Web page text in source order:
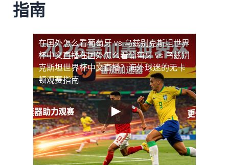
指南
在国外怎么看葡萄牙 vs 乌兹别克斯坦世界
杯中文直播在国外怎么看葡萄牙 vs 乌兹别
克斯坦世界杯中文直播？海外球迷的无卡
顿观赛指南